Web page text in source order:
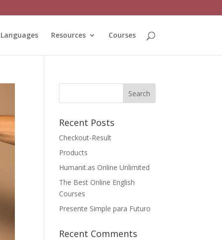
Languages Resources Courses
Recent Posts
Checkout-Result
Products
Humanit.as Online Unlimited
The Best Online English
Courses
Presente Simple para Futuro
Recent Comments